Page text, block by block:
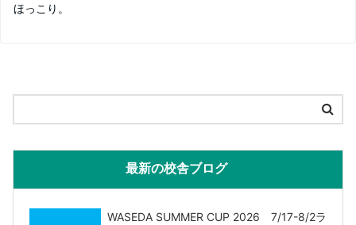
ほっこり。
最新の校舎ブログ
WASEDA SUMMER CUP 2026 7/17-8/2ラ